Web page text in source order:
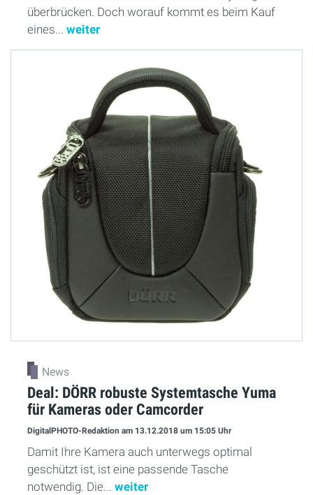
überbrücken. Doch worauf kommt es beim Kauf
eines... weiter
News
Deal: DÖRR robuste Systemtasche Yuma
für Kameras oder Camcorder
DigitalPHOTO-Redaktion am 13.12.2018 um 15:05 Uhr
Damit Ihre Kamera auch unterwegs optimal
geschützt ist, ist eine passende Tasche
notwendig. Die... weiter